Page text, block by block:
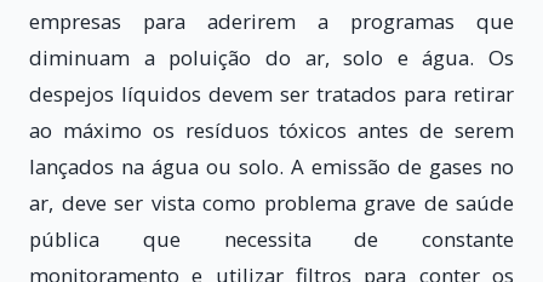
empresas para aderirem a programas que
diminuam a poluição do ar, solo e água. Os
despejos líquidos devem ser tratados para retirar
ao máximo os resíduos tóxicos antes de serem
lançados na água ou solo. A emissão de gases no
ar, deve ser vista como problema grave de saúde
pública que necessita de constante
monitoramento e utilizar filtros para conter os